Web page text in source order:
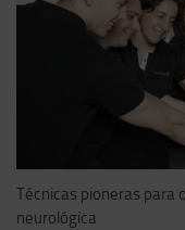
Técnicas pioneras para
neurológica